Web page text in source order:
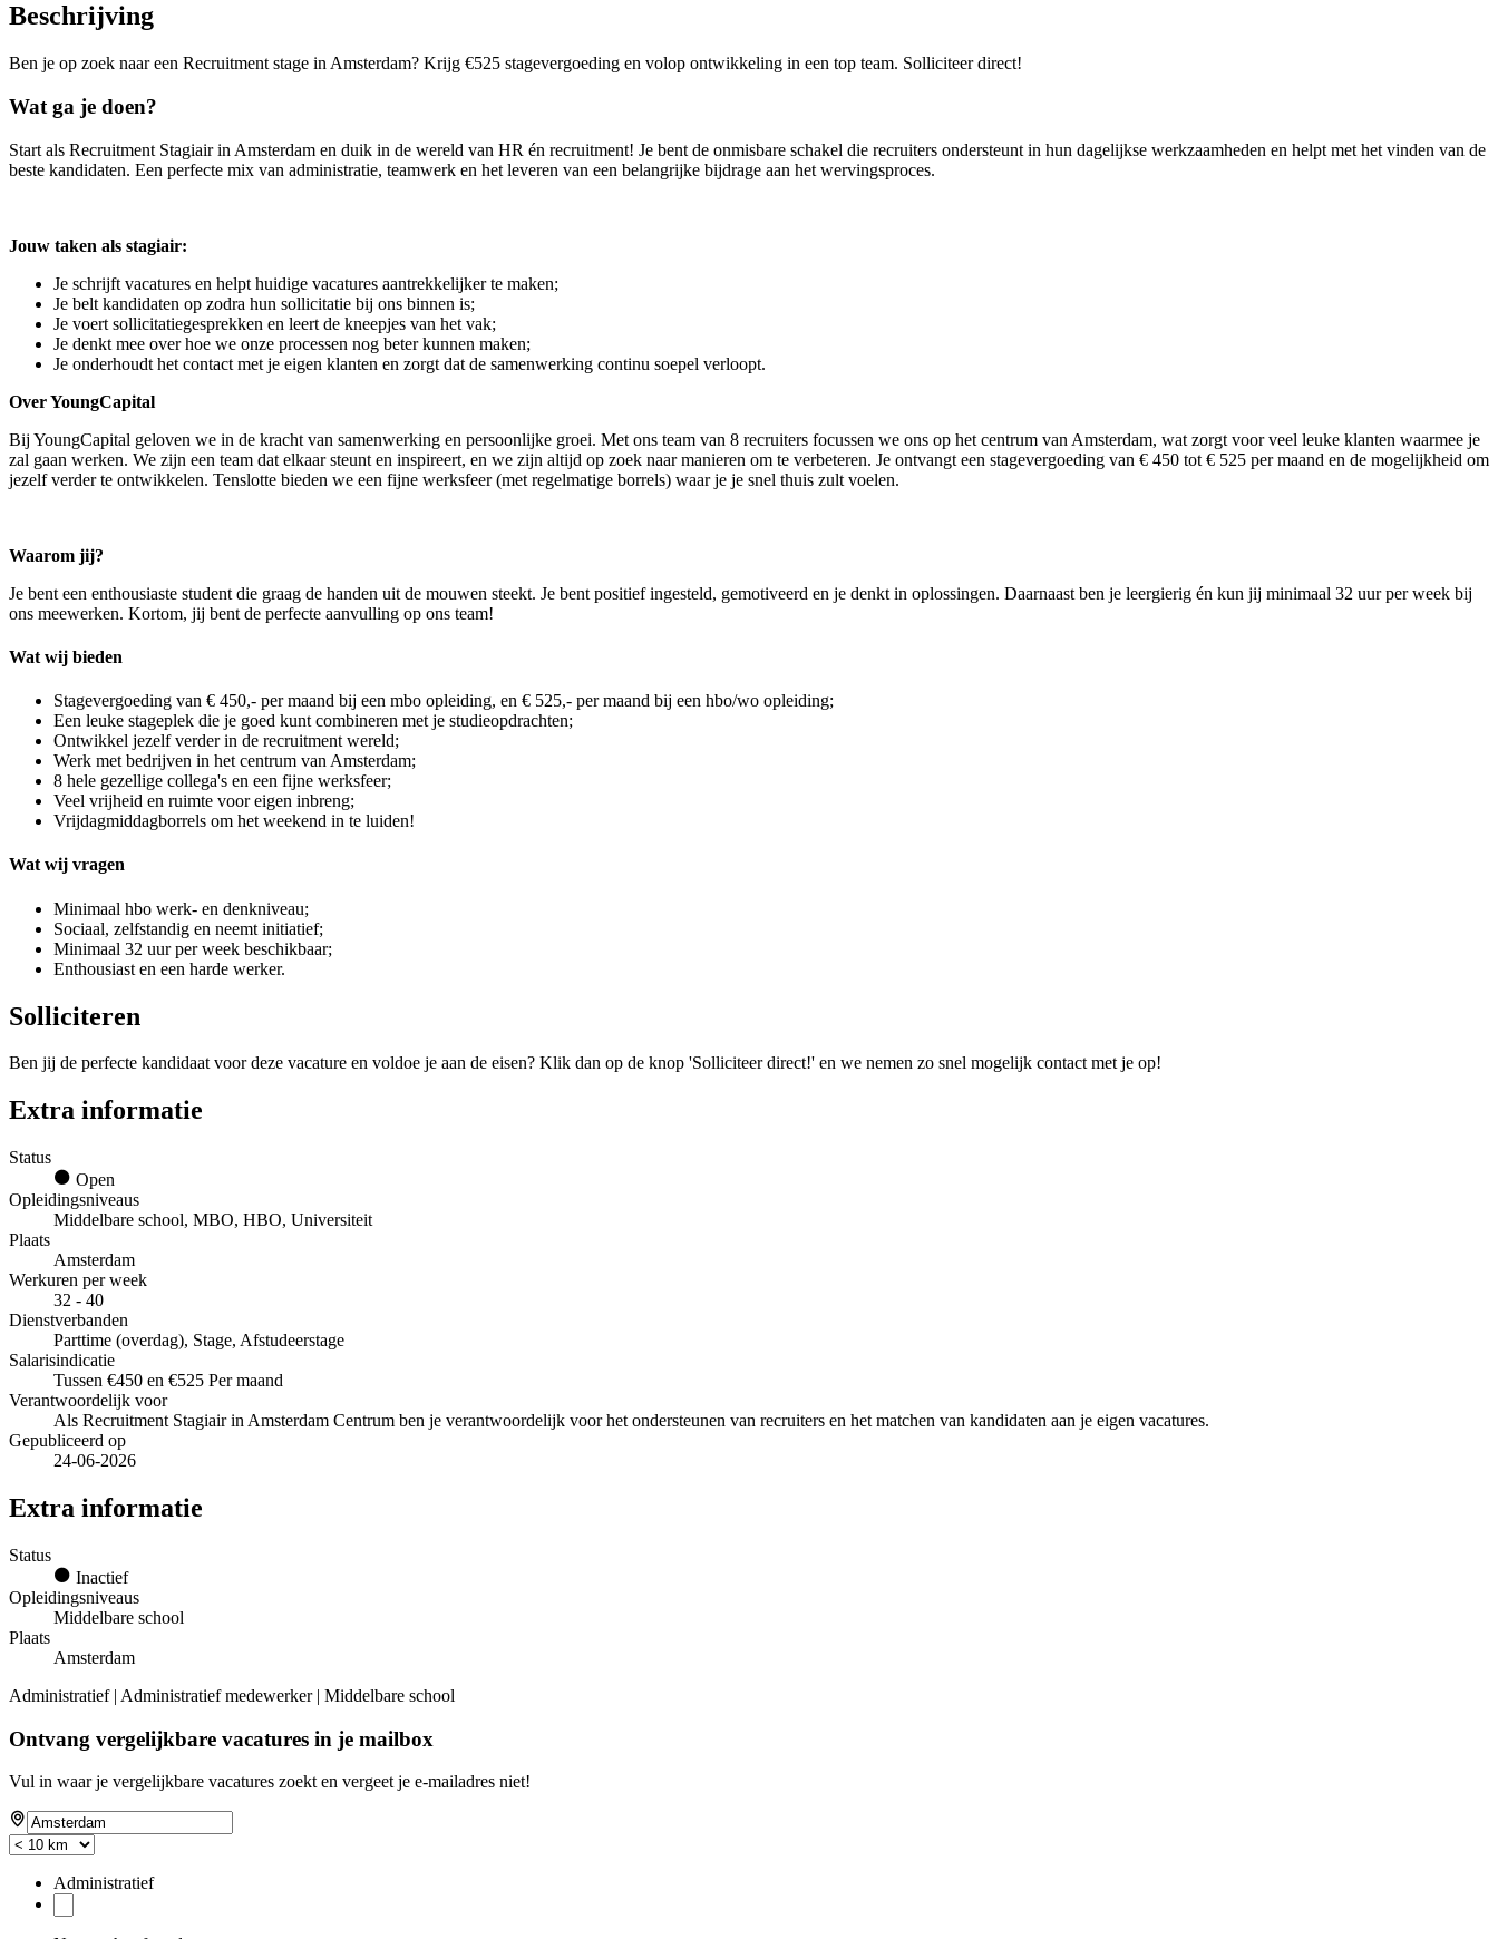
Beschrijving
Ben je op zoek naar een Recruitment stage in Amsterdam? Krijg €525 stagevergoeding en volop ontwikkeling in een top team. Solliciteer direct!
Wat ga je doen?
Start als Recruitment Stagiair in Amsterdam en duik in de wereld van HR én recruitment! Je bent de onmisbare schakel die recruiters ondersteunt in hun dagelijkse werkzaamheden en helpt met het vinden van de
beste kandidaten. Een perfecte mix van administratie, teamwerk en het leveren van een belangrijke bijdrage aan het wervingsproces.
Jouw taken als stagiair:
Je schrijft vacatures en helpt huidige vacatures aantrekkelijker te maken;
Je belt kandidaten op zodra hun sollicitatie bij ons binnen is;
Je voert sollicitatiegesprekken en leert de kneepjes van het vak;
Je denkt mee over hoe we onze processen nog beter kunnen maken;
Je onderhoudt het contact met je eigen klanten en zorgt dat de samenwerking continu soepel verloopt.
Over YoungCapital
Bij YoungCapital geloven we in de kracht van samenwerking en persoonlijke groei. Met ons team van 8 recruiters focussen we ons op het centrum van Amsterdam, wat zorgt voor veel leuke klanten waarmee je
zal gaan werken. We zijn een team dat elkaar steunt en inspireert, en we zijn altijd op zoek naar manieren om te verbeteren. Je ontvangt een stagevergoeding van € 450 tot € 525 per maand en de mogelijkheid om
jezelf verder te ontwikkelen. Tenslotte bieden we een fijne werksfeer (met regelmatige borrels) waar je je snel thuis zult voelen.
Waarom jij?
Je bent een enthousiaste student die graag de handen uit de mouwen steekt. Je bent positief ingesteld, gemotiveerd en je denkt in oplossingen. Daarnaast ben je leergierig én kun jij minimaal 32 uur per week bij
ons meewerken. Kortom, jij bent de perfecte aanvulling op ons team!
Wat wij bieden
Stagevergoeding van € 450,- per maand bij een mbo opleiding, en € 525,- per maand bij een hbo/wo opleiding;
Een leuke stageplek die je goed kunt combineren met je studieopdrachten;
Ontwikkel jezelf verder in de recruitment wereld;
Werk met bedrijven in het centrum van Amsterdam;
8 hele gezellige collega's en een fijne werksfeer;
Veel vrijheid en ruimte voor eigen inbreng;
Vrijdagmiddagborrels om het weekend in te luiden!
Wat wij vragen
Minimaal hbo werk- en denkniveau;
Sociaal, zelfstandig en neemt initiatief;
Minimaal 32 uur per week beschikbaar;
Enthousiast en een harde werker.
Solliciteren
Ben jij de perfecte kandidaat voor deze vacature en voldoe je aan de eisen? Klik dan op de knop 'Solliciteer direct!' en we nemen zo snel mogelijk contact met je op!
Extra informatie
Status
Open
Opleidingsniveaus
Middelbare school, MBO, HBO, Universiteit
Plaats
Amsterdam
Werkuren per week
32 - 40
Dienstverbanden
Parttime (overdag), Stage, Afstudeerstage
Salarisindicatie
Tussen €450 en €525 Per maand
Verantwoordelijk voor
Als Recruitment Stagiair in Amsterdam Centrum ben je verantwoordelijk voor het ondersteunen van recruiters en het matchen van kandidaten aan je eigen vacatures.
Gepubliceerd op
24-06-2026
Extra informatie
Status
Inactief
Opleidingsniveaus
Middelbare school
Plaats
Amsterdam
Administratief | Administratief medewerker | Middelbare school
Ontvang vergelijkbare vacatures in je mailbox
Vul in waar je vergelijkbare vacatures zoekt en vergeet je e-mailadres niet!
Administratief